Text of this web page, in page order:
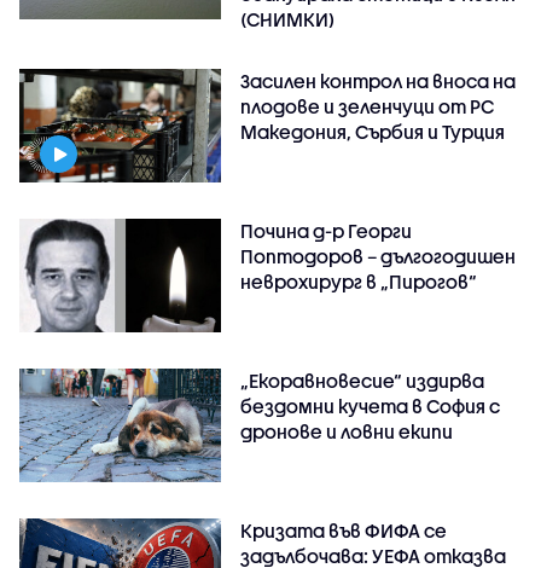
(СНИМКИ)
Засилен контрол на вноса на
плодове и зеленчуци от РС
Македония, Сърбия и Турция
Почина д-р Георги
Поптодоров – дългогодишен
неврохирург в „Пирогов“
„Екоравновесие“ издирва
бездомни кучета в София с
дронове и ловни екипи
Кризата във ФИФА се
задълбочава: УЕФА отказва